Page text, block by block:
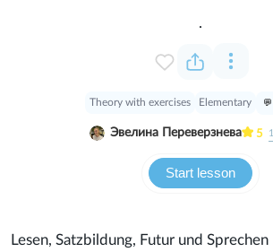
Start lesson
Theory with exercises Elementary
.
Эвелина Переверзнева 5 1
Lesen, Satzbildung, Futur und Sprechen